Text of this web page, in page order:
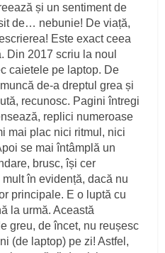
și un sentiment de
de… nebunie! De viață,
Este exact ceea
Din 2017 scriu la noul
caietele pe laptop. De
de-a dreptul grea și
recunosc. Pagini întregi
replici numeroase
mai plac nici ritmul, nici
se mai întâmplă un
brusc, își cer
în evidență, dacă nu
principale. E o luptă cu
la urmă. Această
greu, de încet, nu reușesc
(de laptop) pe zi! Astfel,